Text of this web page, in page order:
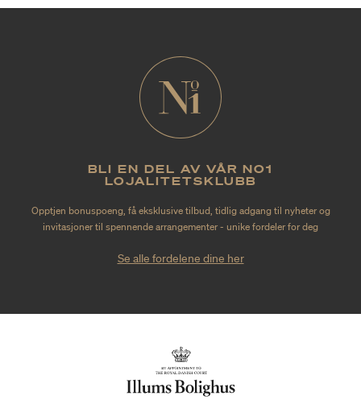
BLI EN DEL AV VÅR NO1
LOJALITETSKLUBB
Opptjen bonuspoeng, få eksklusive tilbud, tidlig adgang til nyheter og
invitasjoner til spennende arrangementer - unike fordeler for deg
Se alle fordelene dine her